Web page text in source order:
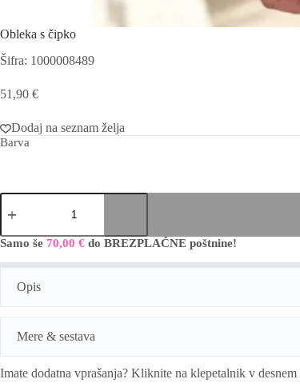
Obleka s čipko
Šifra: 1000008489
51,90 €
Dodaj na seznam želja
Barva
Obleka
količina
A
v
Samo še 70,00 € do BREZPLAČNE poštnine!
Opis
Mere & sestava
Mere:obseg prsi: 106cm, dolžina: 90-110cm
Imate dodatna vprašanja? Kliknite na klepetalnik v